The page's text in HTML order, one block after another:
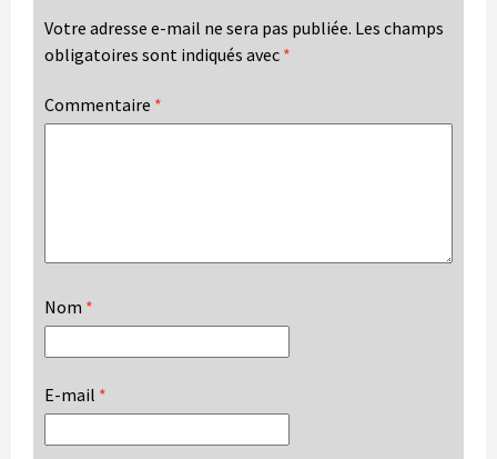
Votre adresse e-mail ne sera pas publiée. Les champs
obligatoires sont indiqués avec *
Commentaire *
Nom *
E-mail *